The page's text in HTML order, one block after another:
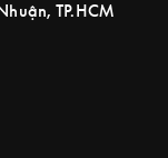
TP.HCM